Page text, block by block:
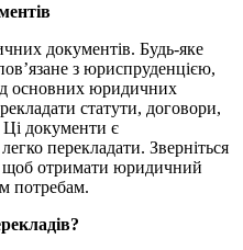
документів. Будь-яке
з юриспруденцією,
основних юридичних
статути, договори,
Ці документи є
перекладати. Зверніться
щоб отримати юридичний
потребам.